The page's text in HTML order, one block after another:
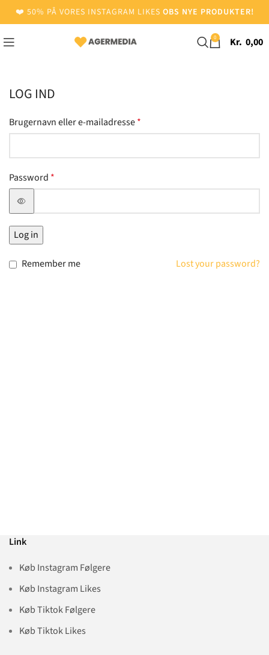
❤️ 50% PÅ VORES INSTAGRAM LIKES OBS NYE PRODUKTER!
0 Kr. 0,00
LOG IND
Brugernavn eller e-mailadresse*
Password *
Log in
Lost your password?
Remember me
Link
Køb Instagram Følgere
Køb Instagram Likes
Køb Tiktok Følgere
Køb Tiktok Likes